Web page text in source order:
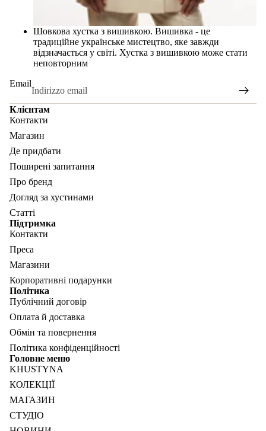
Шовкова хустка з вишивкою. Вишивка - це
традиційне українське мистецтво, яке завжди
відзначається у світі. Хустка з вишивкою може стати
неповторним
Email
Клієнтам
Контакти
Магазин
Де придбати
Поширені запитання
Про бренд
Догляд за хустинами
Статті
Підтримка
Контакти
Преса
Магазини
Корпоративні подарунки
Політика
Публічний договір
Оплата й доставка
Обмін та повернення
Політика конфіденційності
Головне меню
KHUSTYNA
КОЛЕКЦІЇ
МАГАЗИН
СТУДІО